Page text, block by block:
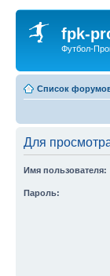
fpk-
Футбол-
Список
Для
Имя пользователя:
Пароль: